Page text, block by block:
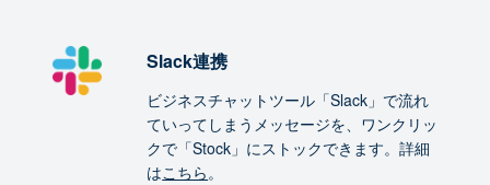
Slack連携
ビジネスチャットツール「Slack」で流れ
ていってしまうメッセージを、ワンクリッ
クで「Stock」にストックできます。詳細
はこちら。